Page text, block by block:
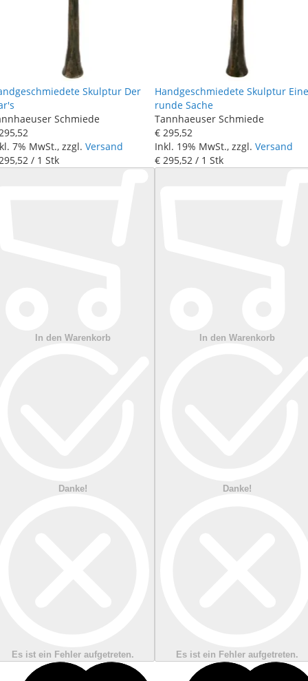
Skulptur Der
Schmiede
,52
7% MwSt., zzgl. Versand
,52 / 1 Stk
In den Warenkorb
Danke!
Es ist ein Fehler aufgetreten.
Handgeschmiedete Skulptur Eine
runde Sache
Tannhaeuser Schmiede
€ 295,52
Inkl. 19% MwSt., zzgl. Versand
€ 295,52 / 1 Stk
In den Warenkorb
Danke!
Es ist ein Fehler aufgetreten.